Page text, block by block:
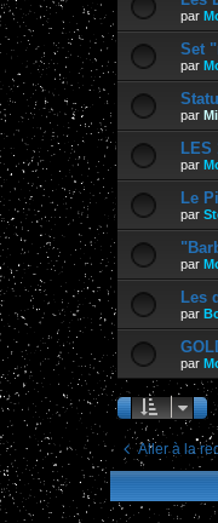
par
Set
par
par
LES
par
Le
par
par
Les
par
par
Aller à la